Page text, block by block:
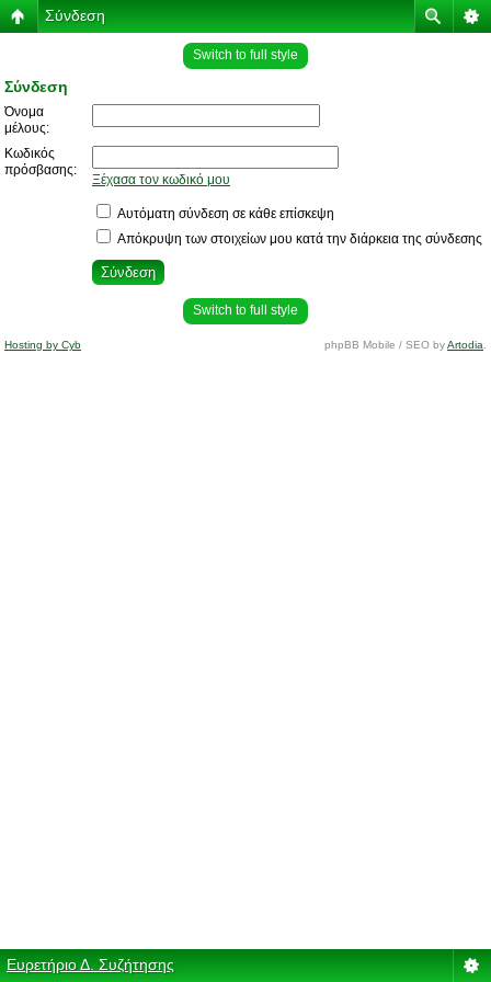
Σύνδεση
Switch to full style
Σύνδεση
Όνομα
μέλους:
Κωδικός
πρόσβασης:
Ξέχασα τον κωδικό μου
Αυτόματη σύνδεση σε κάθε επίσκεψη
Απόκρυψη των στοιχείων μου κατά την διάρκεια της σύνδεσης
Switch to full style
Hosting by Cyb phpBB Mobile / SEO byArtodia
Ευρετήριο Δ. Συζήτησης